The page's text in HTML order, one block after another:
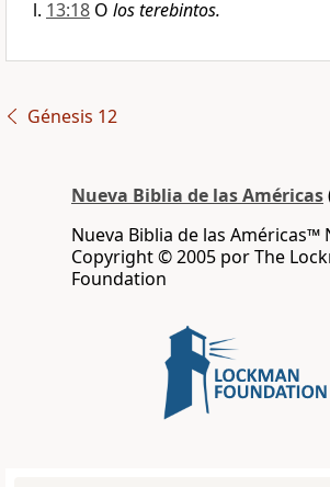
13:18 O los terebintos.
Génesis 12
Nueva Biblia de las Américas
Nueva Biblia de las Américas™
Copyright © 2005 por The
Foundation